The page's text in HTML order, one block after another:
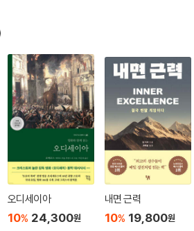
오디세이아
10% 24,300원
내면 근력
10% 19,800원